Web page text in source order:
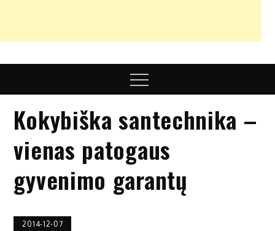
Menu
Kokybiška santechnika –
vienas patogaus
gyvenimo garantų
2014-12-07